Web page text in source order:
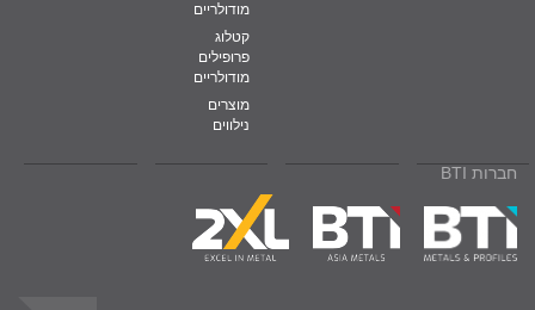
מודולריים
קטלוג
פרופילים
מודולריים
מוצרים
נילווים
חברות BTI